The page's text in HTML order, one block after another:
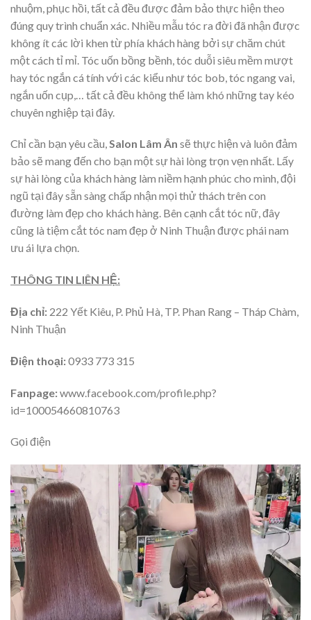
nhuộm, phục hồi, tất cả đều được đảm bảo thực hiện theo
đúng quy trình chuẩn xác. Nhiều mẫu tóc ra đời đã nhận được
không ít các lời khen từ phía khách hàng bởi sự chăm chút
một cách tỉ mỉ. Tóc uốn bồng bềnh, tóc duỗi siêu mềm mượt
hay tóc ngắn cá tính với các kiểu như tóc bob, tóc ngang vai,
ngắn uốn cụp,… tất cả đều không thể làm khó những tay kéo
chuyên nghiệp tại đây.
Chỉ cần bạn yêu cầu,Salon Lâm Ân sẽ thực hiện và luôn đảm
bảo sẽ mang đến cho bạn một sự hài lòng trọn vẹn nhất. Lấy
sự hài lòng của khách hàng làm niềm hạnh phúc cho mình, đội
ngũ tại đây sẵn sàng chấp nhận mọi thử thách trên con
đường làm đẹp cho khách hàng. Bên cạnh cắt tóc nữ, đây
cũng là tiệm cắt tóc nam đẹp ở Ninh Thuận được phái nam
ưu ái lựa chọn.
THÔNG TIN LIÊN HỆ:
Địa chỉ: 222 Yết Kiêu, P. Phủ Hà, TP. Phan Rang – Tháp Chàm,
Ninh Thuận
Điện thoại:0933 773 315
Fanpage:www.facebook.com/profile.php?
id=100054660810763
Gọi điện